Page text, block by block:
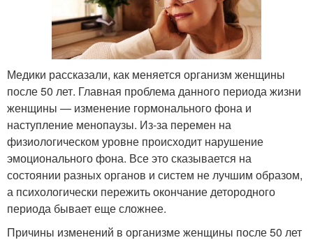
Медики рассказали, как меняется организм женщины
после 50 лет. Главная проблема данного периода жизни
женщины — изменение гормонального фона и
наступление менопаузы. Из-за перемен на
физиологическом уровне происходит нарушение
эмоционального фона. Все это сказывается на
состоянии разных органов и систем не лучшим образом,
а психологически пережить окончание детородного
периода бывает еще сложнее.
Причины изменений в организме женщины после 50 лет